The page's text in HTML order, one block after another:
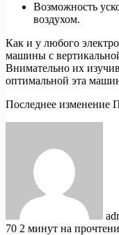
Возможность
воздухом.
Как и у любого
машины с
Внимательно их
оптимальной эта
Последнее изменение
70 2 минут на